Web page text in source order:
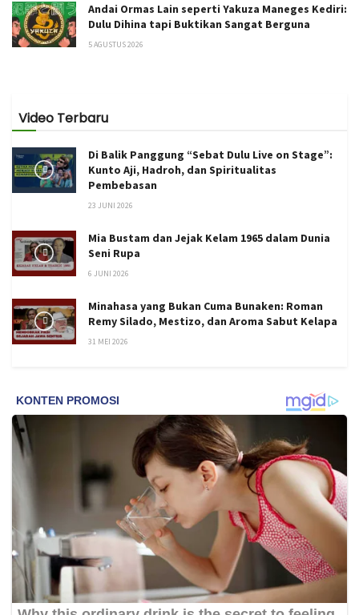
Andai Ormas Lain seperti Yakuza Maneges Kediri:
Dulu Dihina tapi Buktikan Sangat Berguna
5 AGUSTUS 2026
Video Terbaru
Di Balik Panggung “Sebat Dulu Live on Stage”:
Kunto Aji, Hadroh, dan Spiritualitas
Pembebasan
23 JUNI 2026
Mia Bustam dan Jejak Kelam 1965 dalam Dunia
Seni Rupa
6 JUNI 2026
Minahasa yang Bukan Cuma Bunaken: Roman
Remy Silado, Mestizo, dan Aroma Sabut Kelapa
31 MEI 2026